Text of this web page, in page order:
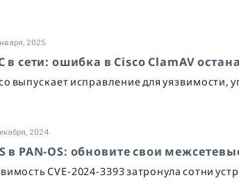
2025
в сети: ошибка в Cisco ClamAV
выпускает исправление для
2024
в PAN-OS: обновите свои
CVE-2024-3393 затронула сотни